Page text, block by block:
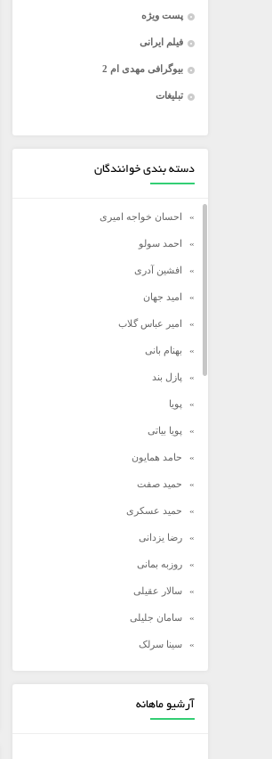
پست ویژه
فیلم ایرانی
بیوگرافی مهدی ام 2
تبلیغات
دسته بندی خوانندگان
احسان خواجه امیری
احمد سولو
افشین آدری
امید جهان
امیر عباس گلاب
بهنام بانی
پازل بند
پویا
پویا بیاتی
حامد همایون
حمید صفت
حمید عسکری
رضا یزدانی
روزبه بمانی
سالار عقیلی
سامان جلیلی
سینا سرلک
شادمهر عقیلی
آرشیو ماهانه